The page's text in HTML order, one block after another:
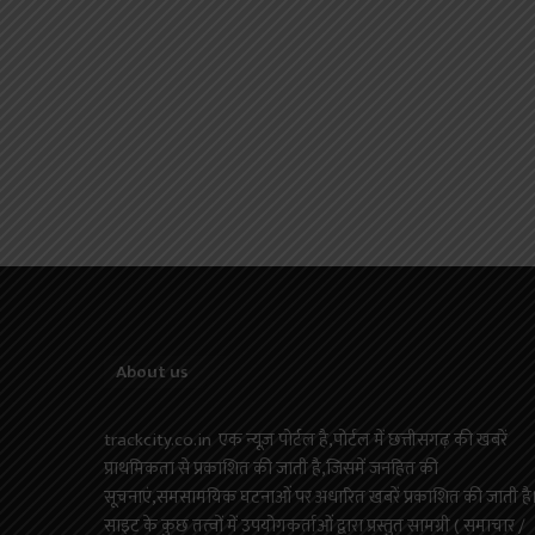
About us
trackcity.co.in एक न्यूज़ पोर्टल है,पोर्टल में छत्तीसगढ़ की खबरें
प्राथमिकता से प्रकाशित की जाती है,जिसमें जनहित की
सूचनाएं,समसामयिक घटनाओं पर अधारित खबरें प्रकाशित की जाती
साइट के कुछ तत्वों में उपयोगकर्ताओं द्वारा प्रस्तुत सामग्री ( समाचार /